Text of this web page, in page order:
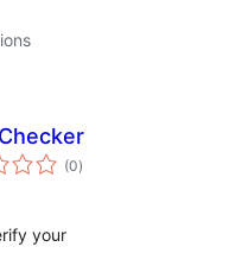
(0total
ratings
)
your